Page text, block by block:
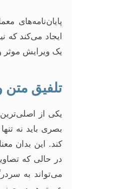
پایان‌نامه‌های
ایجاد می‌کند که
یک ویرایش موثر
تلفیق متن
یکی از
بصری باید نه
کند. این بدان
در حالی که
می‌تواند به